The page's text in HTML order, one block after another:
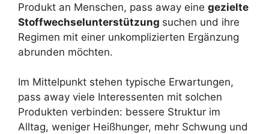
Produkt an Menschen, pass away eine gezielte
Stoffwechselunterstützung suchen und ihre
Regimen mit einer unkomplizierten Ergänzung
abrunden möchten.
Im Mittelpunkt stehen typische Erwartungen,
pass away viele Interessenten mit solchen
Produkten verbinden: bessere Struktur im
Alltag, weniger Heißhunger, mehr Schwung und